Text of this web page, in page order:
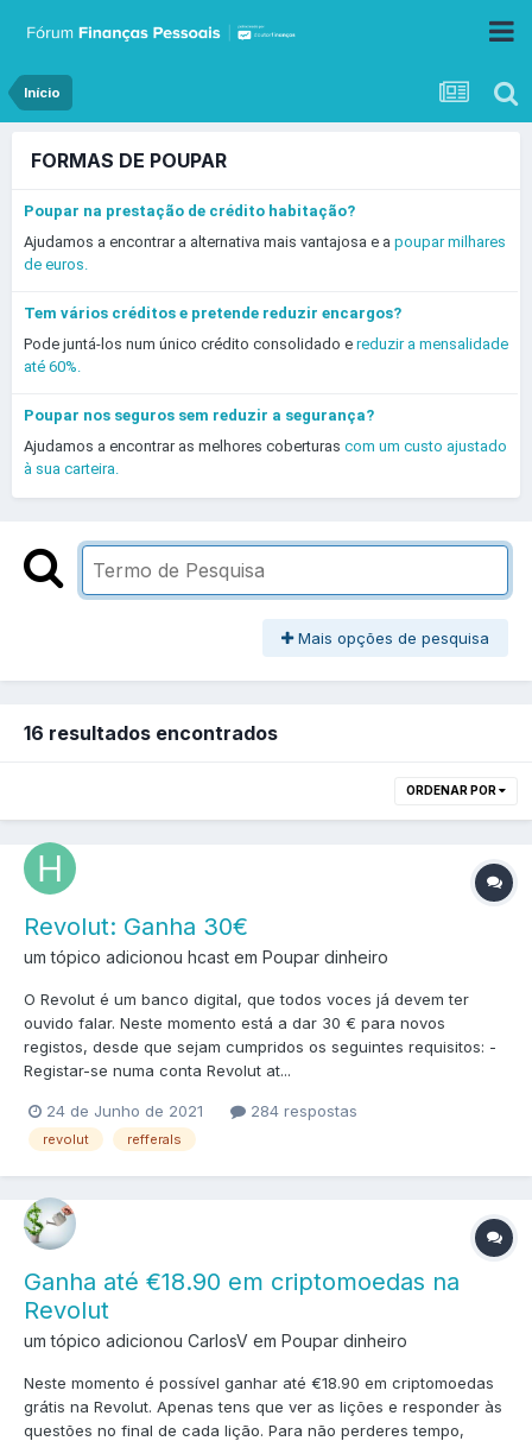
Início
FORMAS DE POUPAR
Poupar na prestação de crédito habitação?
Ajudamos a encontrar a alternativa mais vantajosa e a poupar milhares
de euros.
Tem vários créditos e pretende reduzir encargos?
Pode juntá-los num único crédito consolidado e reduzir a mensalidade
até 60%.
Poupar nos seguros sem reduzir a segurança?
Ajudamos a encontrar as melhores coberturas com um custo ajustado
à sua carteira.
Mais opções de pesquisa
16 resultados encontrados
ORDENAR POR
Revolut: Ganha 30€
um tópico adicionou hcast em Poupar dinheiro
O Revolut é um banco digital, que todos voces já devem ter
ouvido falar. Neste momento está a dar 30 € para novos
registos, desde que sejam cumpridos os seguintes requisitos: -
Registar-se numa conta Revolut at...
24 de Junho de 2021 284 respostas
revolut refferals
Ganha até €18.90 em criptomoedas na
Revolut
um tópico adicionou CarlosV em Poupar dinheiro
Neste momento é possível ganhar até €18.90 em criptomoedas
grátis na Revolut. Apenas tens que ver as lições e responder às
questões no final de cada lição. Para não perderes tempo,